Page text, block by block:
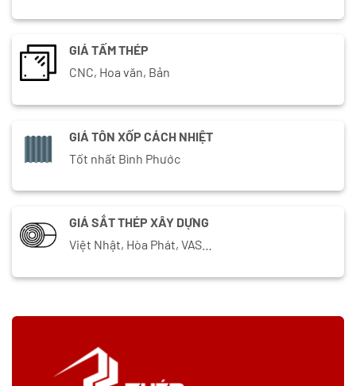
GIÁ TẤM THÉP
CNC, Hoa văn, Bản
GIÁ TÔN XỐP CÁCH NHIỆT
Tốt nhất Bình Phước
GIÁ SẮT THÉP XÂY DỰNG
Việt Nhật, Hòa Phát, VAS…